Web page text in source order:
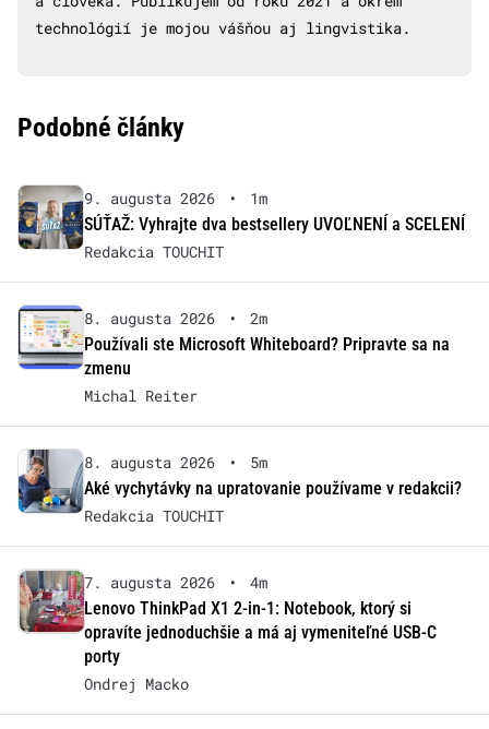
technológií je mojou vášňou aj lingvistika.
Podobné články
9. augusta 2026 •
1m
SÚŤAŽ: Vyhrajte dva bestsellery UVOĽNENÍ a SCELENÍ
Redakcia TOUCHIT
8. augusta 2026 •
2m
Používali ste Microsoft Whiteboard? Pripravte sa na
zmenu
Michal Reiter
8. augusta 2026 •
5m
Aké vychytávky na upratovanie používame v redakcii?
Redakcia TOUCHIT
7. augusta 2026 •
4m
Lenovo ThinkPad X1 2-in-1: Notebook, ktorý si
opravíte jednoduchšie a má aj vymeniteľné USB-C
porty
Ondrej Macko